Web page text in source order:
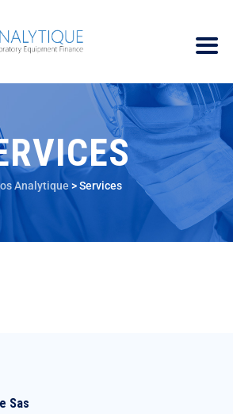
Analytique >Services
Sas